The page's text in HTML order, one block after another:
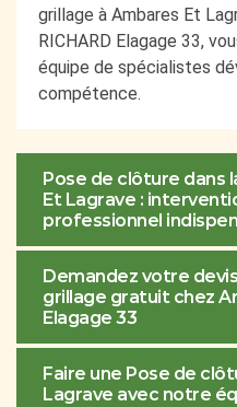
grillage à Ambares Et
RICHARD Elagage 33,
équipe de spécialistes
compétence.
Pose de clôture dans
Et Lagrave :
professionnel
Demandez votre
grillage gratuit chez
Elagage 33
Faire une Pose de
Lagrave avec notre